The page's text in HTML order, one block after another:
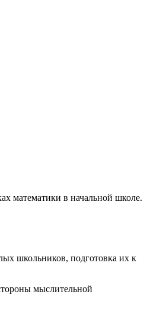
математики в начальной школе.
школьников, подготовка их к
мыслительной